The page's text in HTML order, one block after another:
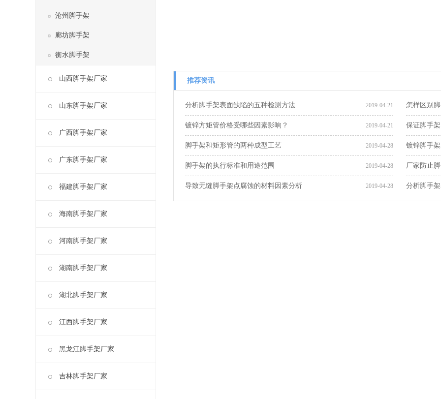
沧州脚手架
廊坊脚手架
衡水脚手架
山西脚手架厂家
山东脚手架厂家
广西脚手架厂家
广东脚手架厂家
福建脚手架厂家
海南脚手架厂家
河南脚手架厂家
湖南脚手架厂家
湖北脚手架厂家
江西脚手架厂家
黑龙江脚手架厂家
吉林脚手架厂家
推荐资讯
2019-04-21
分析脚手架表面缺陷的五种检测方法 怎样区别
2019-04-21
镀锌方矩管价格受哪些因素影响？ 保证脚手
2019-04-28
脚手架和矩形管的两种成型工艺 镀锌脚手
2019-04-28
脚手架的执行标准和用途范围 厂家防止
2019-04-28
导致无缝脚手架点腐蚀的材料因素分析 分析脚手